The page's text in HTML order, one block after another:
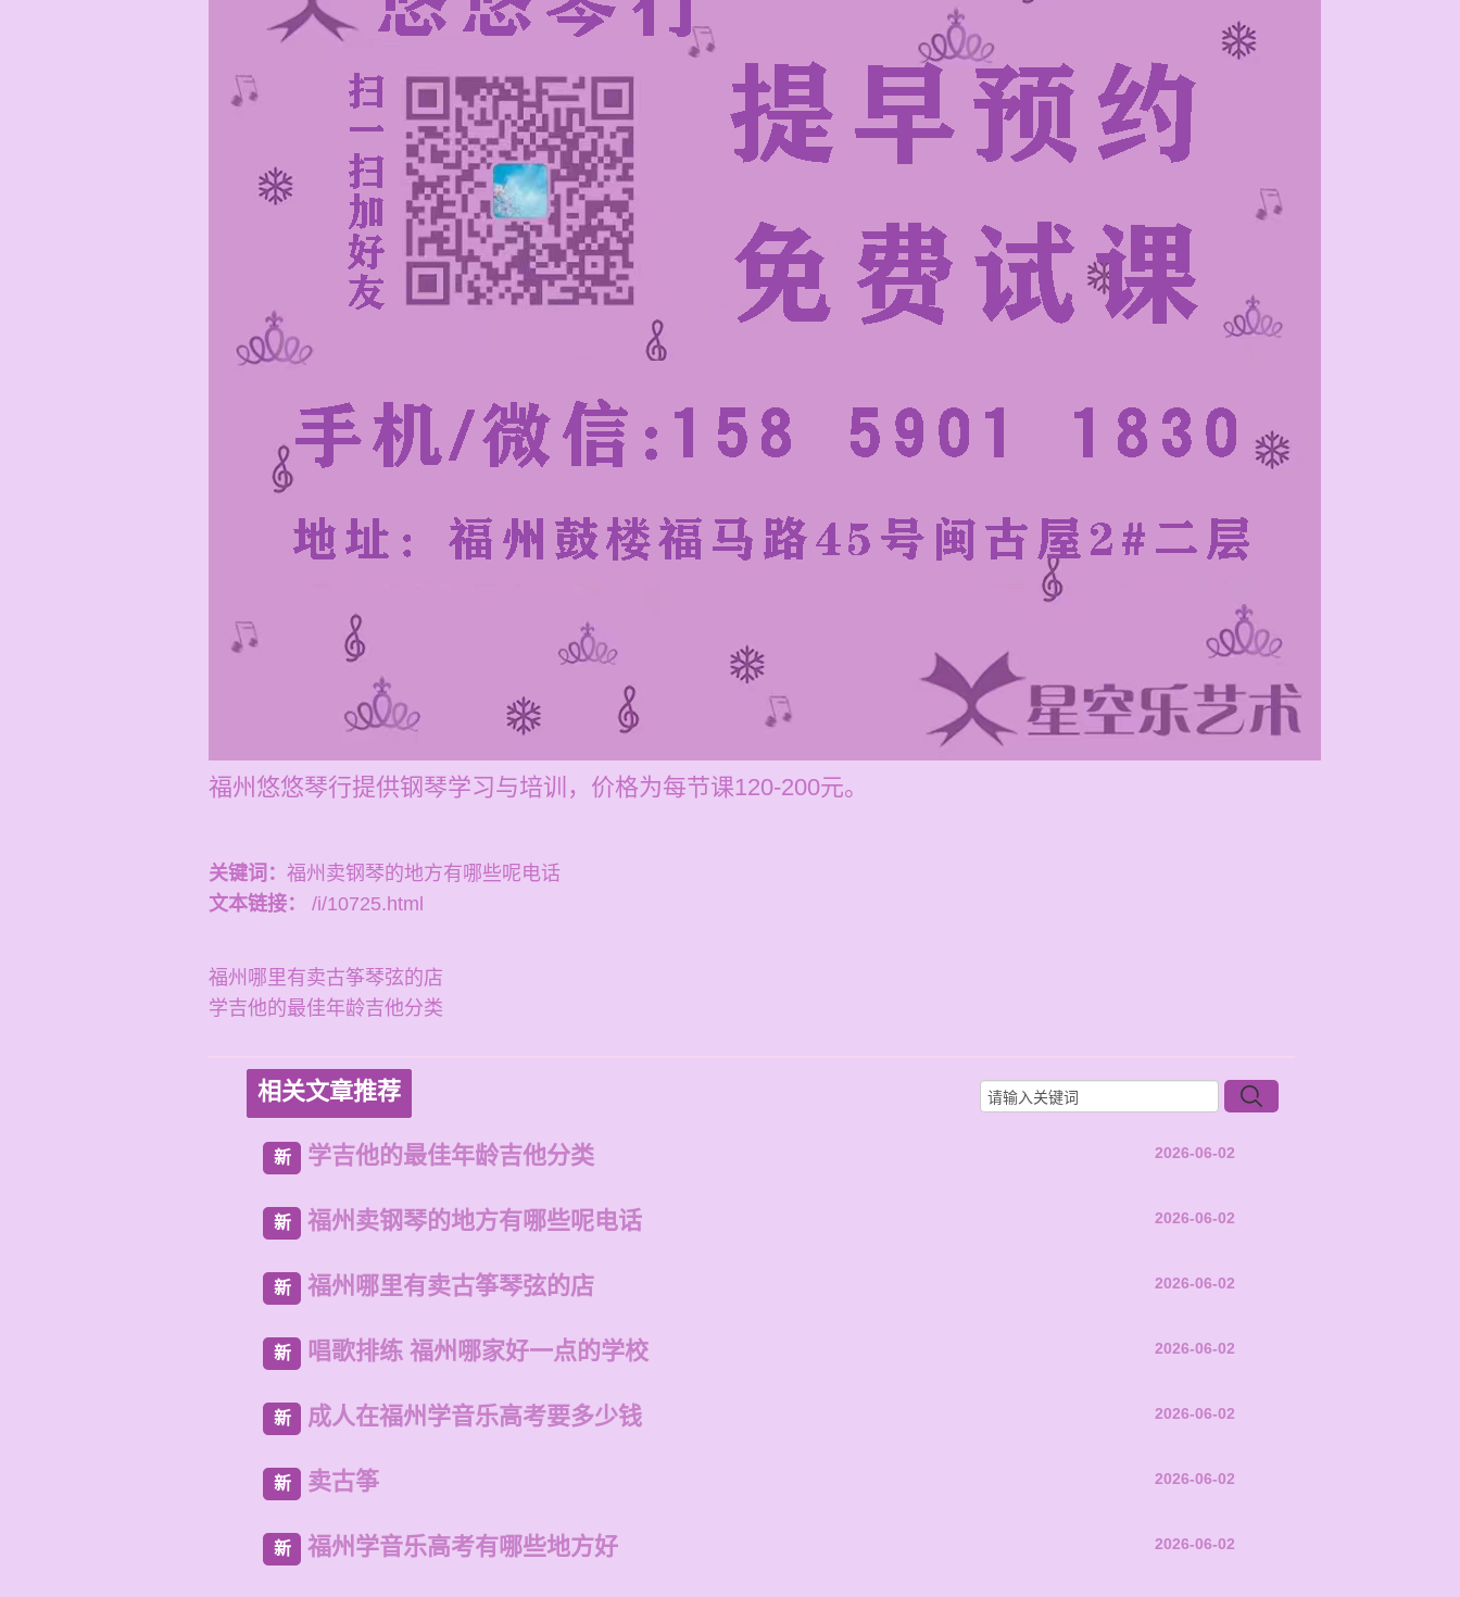
福州悠悠琴行提供钢琴学习与培训，价格为每节课120-200元。
关键词： 福州卖钢琴的地方有哪些呢电话
文本链接：
/i/10725.html
福州哪里有卖古筝琴弦的店
学吉他的最佳年龄吉他分类
相关文章推荐
新 学吉他的最佳年龄吉他分类 2026-06-02
新 福州卖钢琴的地方有哪些呢电话 2026-06-02
新 福州哪里有卖古筝琴弦的店 2026-06-02
新 唱歌排练 福州哪家好一点的学校 2026-06-02
新 成人在福州学音乐高考要多少钱 2026-06-02
新 卖古筝 2026-06-02
新 福州学音乐高考有哪些地方好 2026-06-02